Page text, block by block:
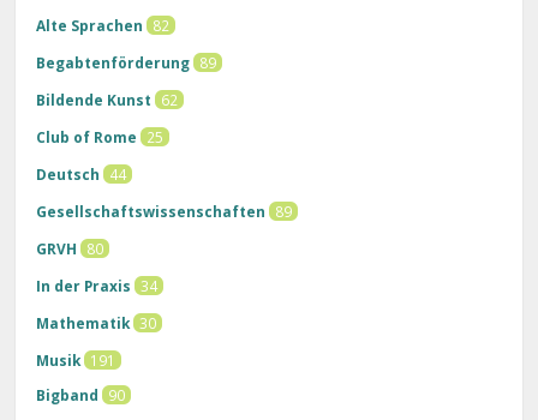
Alte Sprachen
82
Begabtenförderung 89
Bildende Kunst
62
Club of Rome
25
Deutsch
44
Gesellschaftswissenschaften
89
GRVH
80
In der Praxis
34
Mathematik 30
Musik 191
Bigband
90